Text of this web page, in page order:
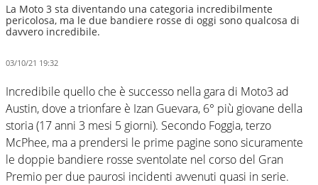
La Moto 3 sta diventando una categoria incredibilmente
pericolosa, ma le due bandiere rosse di oggi sono qualcosa di
davvero incredibile.
03/10/21 19:32
Incredibile quello che è successo nella gara di Moto3 ad
Austin, dove a trionfare è Izan Guevara, 6° più giovane della
storia (17 anni 3 mesi 5 giorni). Secondo Foggia, terzo
McPhee, ma a prendersi le prime pagine sono sicuramente
le doppie bandiere rosse sventolate nel corso del Gran
Premio per due paurosi incidenti avvenuti quasi in serie.